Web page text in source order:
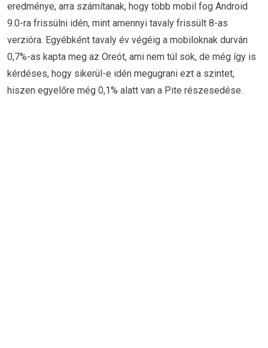
eredménye, arra számítanak, hogy több mobil fog Android
9.0-ra frissülni idén, mint amennyi tavaly frissült 8-as
verzióra. Egyébként tavaly év végéig a mobiloknak durván
0,7%-as kapta meg az Oreót, ami nem túl sok, de még így is
kérdéses, hogy sikerül-e idén megugrani ezt a szintet,
hiszen egyelőre még 0,1% alatt van a Pite részesedése.